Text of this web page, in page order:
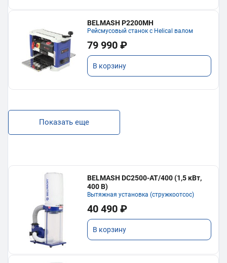
BELMASH P2200MH
Рейсмусовый станок с Helical валом
79 990 ₽
В корзину
Показать еще
BELMASH DC2500-AT/400 (1,5 кВт,
400 В)
Вытяжная установка (стружкоотсос)
40 490 ₽
В корзину